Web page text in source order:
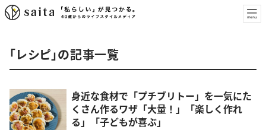
「レシピ」の記事一覧
身近な食材で「プチブリトー」を一気にた
くさん作るワザ「大量！」「楽しく作れ
る」「子どもが喜ぶ」